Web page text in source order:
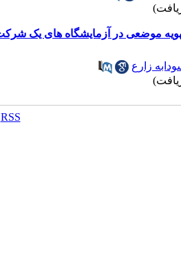
تهویه موضعی در آزمایشگاه های یک
زارع
RSS